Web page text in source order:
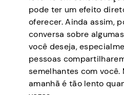
pode ter um efeito
oferecer. Ainda assim,
conversa sobre
você deseja,
pessoas
semelhantes com você.
amanhã é tão lento